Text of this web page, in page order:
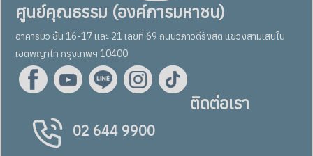
ศูนย์คุณธรรม (องค์การมหาชน)
อาคารมิว ชั้น 16-17 และ 21 เลขที่ 69 ถนนวิภาวดีรังสิต แขวงสามเสนใน
เขตพญาไท กรุงเทพฯ 10400
ติดต่อเรา
02 644 9900